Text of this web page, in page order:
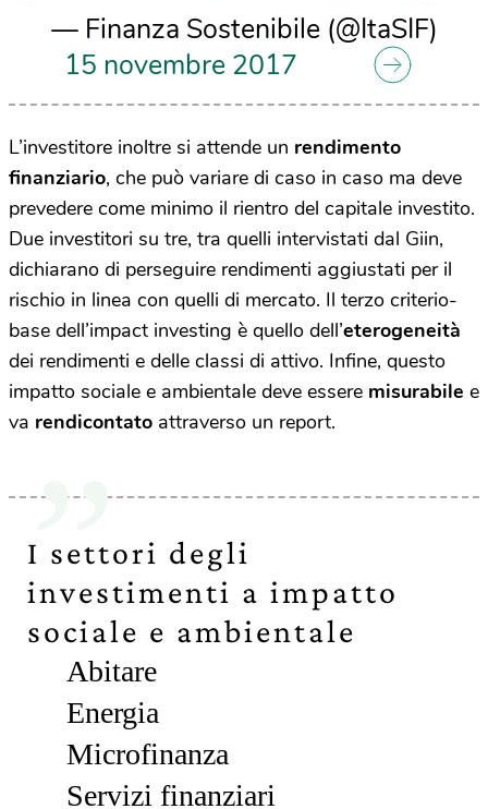
— Finanza Sostenibile (@ItaSIF)
15 novembre 2017
L’investitore inoltre si attende un rendimento
finanziario, che può variare di caso in caso ma deve
prevedere come minimo il rientro del capitale investito.
Due investitori su tre, tra quelli intervistati dal Giin,
dichiarano di perseguire rendimenti aggiustati per il
rischio in linea con quelli di mercato. Il terzo criterio-
base dell’impact investing è quello dell’eterogeneità
dei rendimenti e delle classi di attivo. Infine, questo
impatto sociale e ambientale deve essere misurabile e
va rendicontato attraverso un report.
I settori degli
investimenti a impatto
sociale e ambientale
Abitare
Energia
Microfinanza
Servizi finanziari